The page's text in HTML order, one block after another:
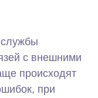
с внешними
происходят
при